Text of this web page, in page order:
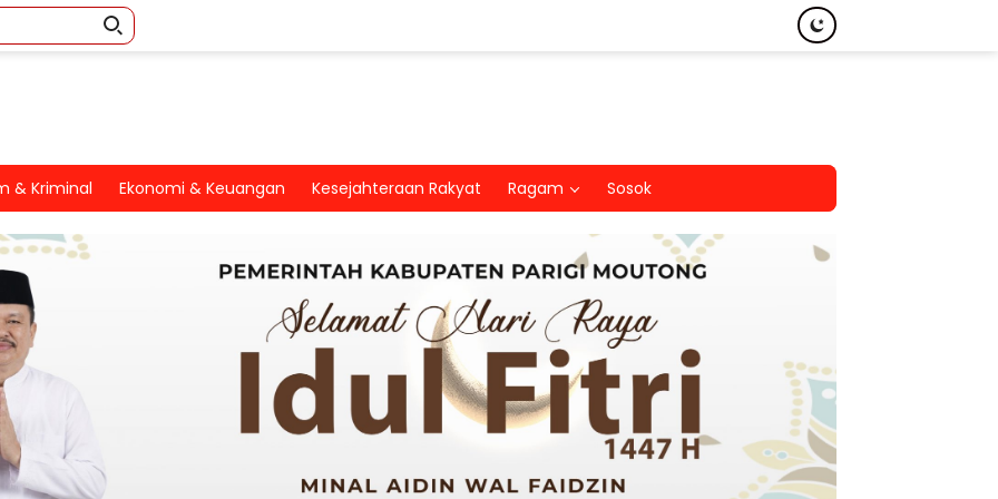
& Kriminal Ekonomi & Keuangan Kesejahteraan Rakyat Ragam Sosok